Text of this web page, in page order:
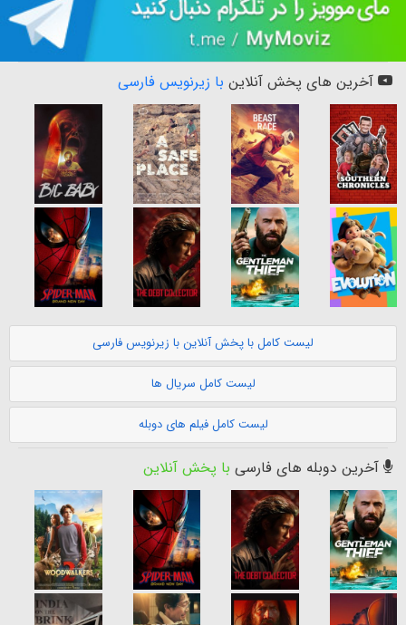
آخرین های پخش آنلاین با زیرنویس فارسی
لیست کامل با پخش آنلاین با زیرنویس فارسی
لیست کامل سریال ها
لیست کامل فیلم های دوبله
آخرین دوبله های فارسی با پخش آنلاین